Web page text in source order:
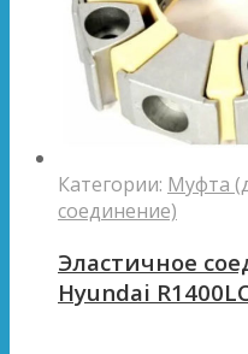
Категории: Муфта
соединение)
Эластичное
Hyundai